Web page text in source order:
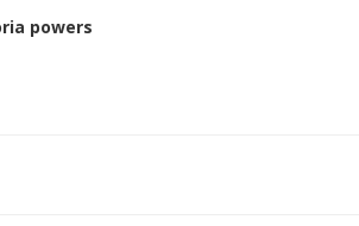
powers